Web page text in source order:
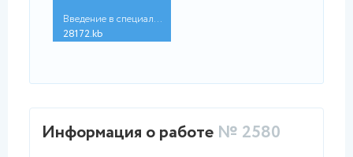
Введение в специальн...
28172.kb
Информация о работе № 2580